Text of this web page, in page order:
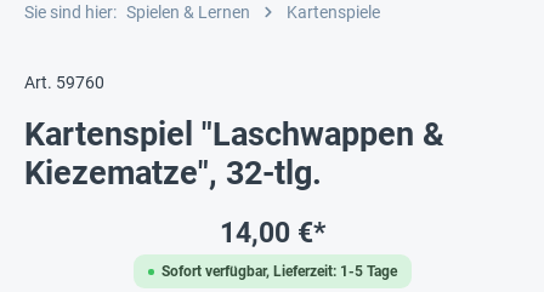
Sie sind hier: Spielen & Lernen Kartenspiele
Art. 59760
Kartenspiel "Laschwappen &
Kiezematze", 32-tlg.
Sofort verfügbar, Lieferzeit: 1-5 Tage
14,00 €*